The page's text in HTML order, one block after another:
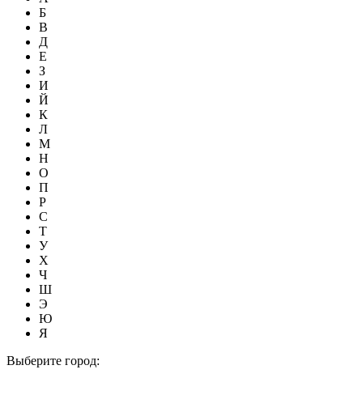
Б
В
Д
Е
З
И
Й
К
Л
М
Н
О
П
Р
С
Т
У
Х
Ч
Ш
Э
Ю
Я
Выберите город: